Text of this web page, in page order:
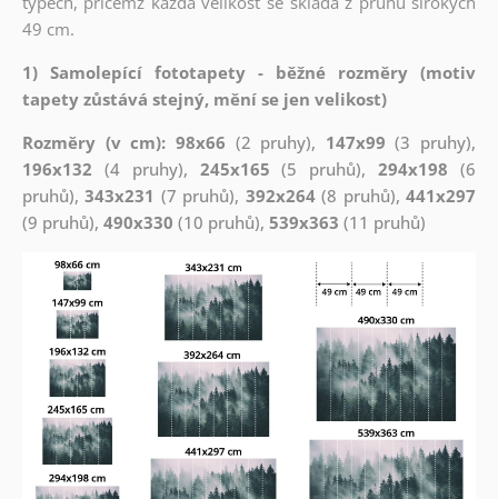
49 cm.
1) Samolepící fototapety - běžné rozměry (motiv
tapety zůstává stejný, mění se jen velikost)
Rozměry (v cm): 98x66 (2 pruhy), 147x99 (3 pruhy),
196x132 (4 pruhy), 245x165 (5 pruhů),294x198 (6
pruhů),343x231 (7 pruhů), 392x264(8 pruhů),441x297
(9 pruhů), 490x330 (10 pruhů), 539x363 (11 pruhů)